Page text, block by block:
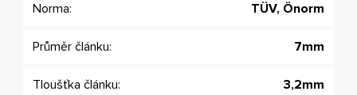
Norma: TÜV, Önorm
Průměr článku: 7mm
Tloušťka článku: 3,2mm